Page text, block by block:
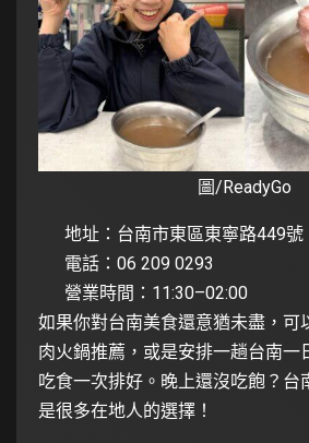
圖/ReadyGo
地址：台南市東區東寧路449號
電話：06 209 0293
營業時間：11:30–02:00
如果你對台南美食還意猶未盡，可
肉火鍋推薦 ，或是安排一趟台南一
吃食一次排好。晚上還沒吃飽？ 台
是很多在地人的選擇！